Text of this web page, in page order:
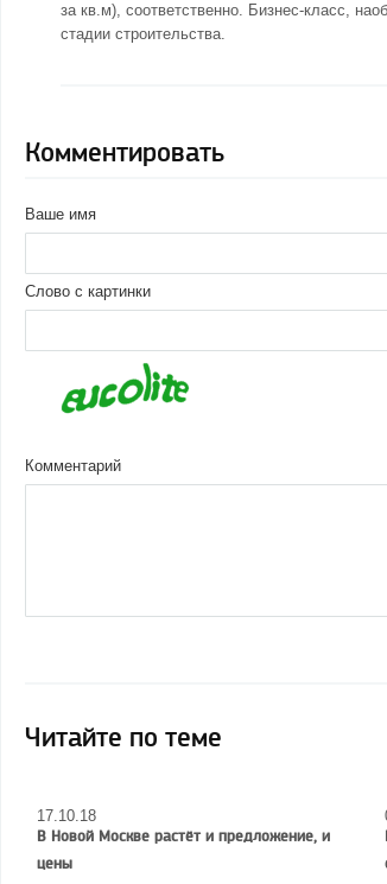
за кв.м), соответственно. Бизнес-класс,
стадии строительства.
Комментировать
Ваше имя
Слово с картинки
Комментарий
Читайте по теме
17.10.18
В Новой Москве растёт и предложение, и
цены